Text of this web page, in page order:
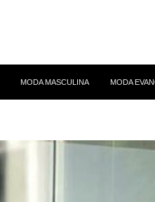
MODA MASCULINA MODA